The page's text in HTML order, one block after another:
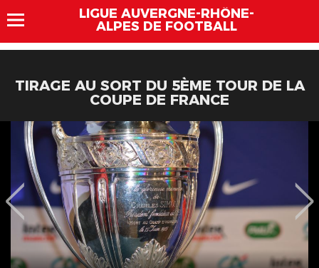
LIGUE AUVERGNE-RHÔNE-
ALPES DE FOOTBALL
TIRAGE AU SORT DU 5ÈME TOUR DE LA
COUPE DE FRANCE